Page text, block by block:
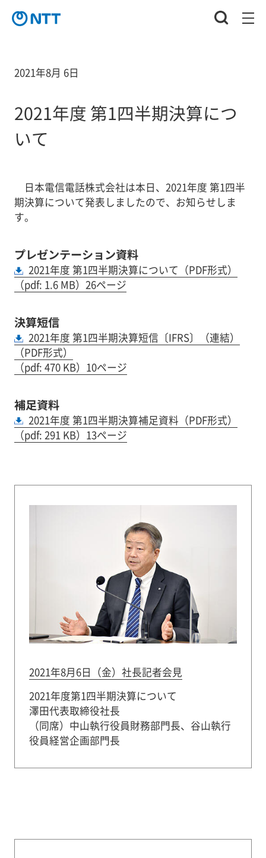
2021年8月 6日
2021年度 第1四半期決算につ
いて
日本電信電話株式会社は本日、2021年度 第1四半
期決算について発表しましたので、お知らせしま
す。
プレゼンテーション資料
2021年度 第1四半期決算について（PDF形式）
（pdf: 1.6 MB）26ページ
決算短信
2021年度 第1四半期決算短信〔IFRS〕（連結）
（PDF形式）
（pdf: 470 KB）10ページ
補足資料
2021年度 第1四半期決算補足資料（PDF形式）
（pdf: 291 KB）13ページ
2021年8月6日（金）社長記者会見
2021年度第1四半期決算について
澤田代表取締役社長
（同席）中山執行役員財務部門長、谷山執行
役員経営企画部門長